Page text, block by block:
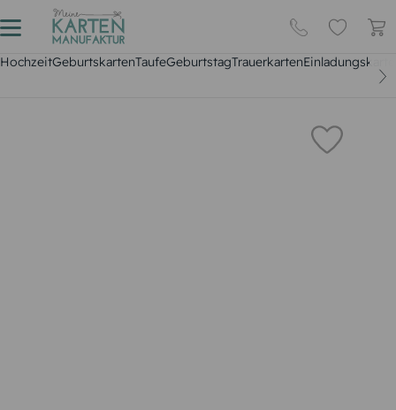
HochzeitGeburtskartenTaufeGeburtstagTrauerkarten